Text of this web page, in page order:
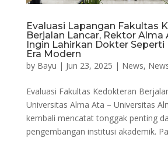
Evaluasi Lapangan Fakultas
Berjalan Lancar, Rektor Alma
Ingin Lahirkan Dokter Seperti
Era Modern
by Bayu | Jun 23, 2025 | News,
Evaluasi Fakultas Kedokteran
Universitas Alma Ata – Universitas
kembali mencatat tonggak penting
pengembangan institusi akademik.